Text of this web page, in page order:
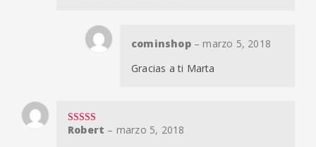
cominshop – marzo 5, 2018
Gracias a ti Marta
Valorado en
Robert – marzo 5, 2018